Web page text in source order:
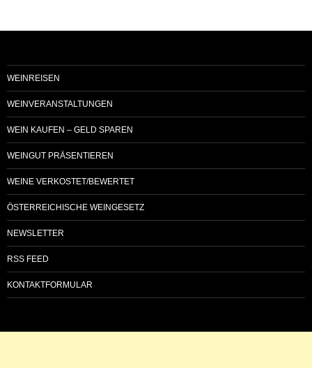
WEINREISEN
WEINVERANSTALTUNGEN
WEIN KAUFEN – GELD SPAREN
WEINGUT PRÄSENTIEREN
WEINE VERKOSTET/BEWERTET
ÖSTERREICHISCHE WEINGESETZ
NEWSLETTER
RSS FEED
KONTAKTFORMULAR